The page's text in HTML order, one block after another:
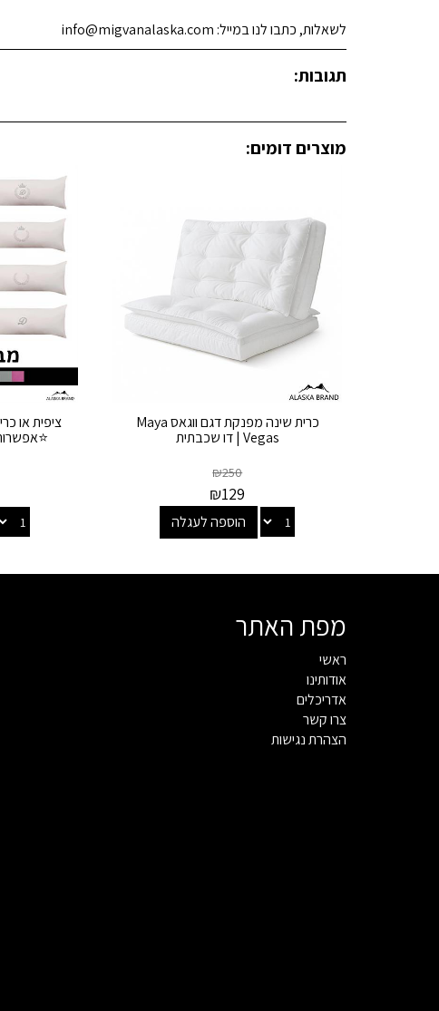
לשאלות, כתבו לנו במייל: info@migvanalaska.com
תגובות:
מוצרים דומים:
כרית שינה מפנקת דגם ווגאס Maya
Vegas | דו שכבתית
₪250
₪129
הוספה לעגלה
ציפית או
מפת האתר
ראשי
אודותינו
אדריכלים
צרו קשר
הצהרת נגישות